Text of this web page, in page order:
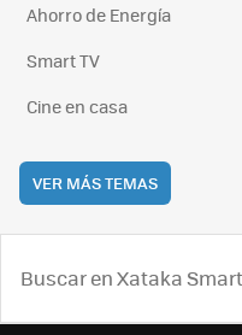
Ahorro de Energía
Smart TV
Cine en casa
VER MÁS TEMAS